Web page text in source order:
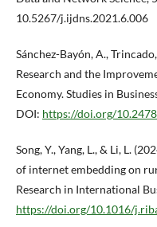
10.5267/j.ijdns.2021.6.006
Sánchez-Bayón, A.,
Research and the
Economy. Studies in
DOI: https://doi.org/
Song, Y., Yang, L., & Li, L.
of internet embedding on
Research in International
https://doi.org/10.1016/